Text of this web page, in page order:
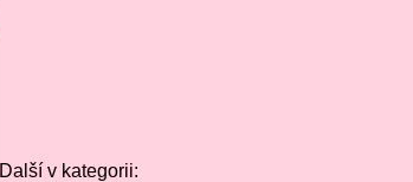
Další v kategorii: